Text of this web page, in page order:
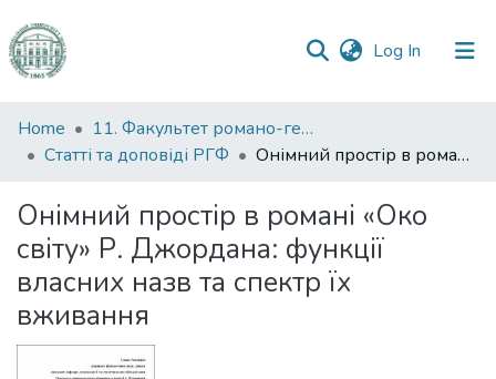
Log In (current)
Communities
&
All of DSpace
Statistics
Home
11. Факультет романо-германської філології
Статті та доповіді РГФ
Онімний простір в романі «Око світу» Р. Джордана: функції власних назв та спектр їх вживання
Онімний простір в романі «Око
світу» Р. Джордана: функції
власних назв та спектр їх
вживання